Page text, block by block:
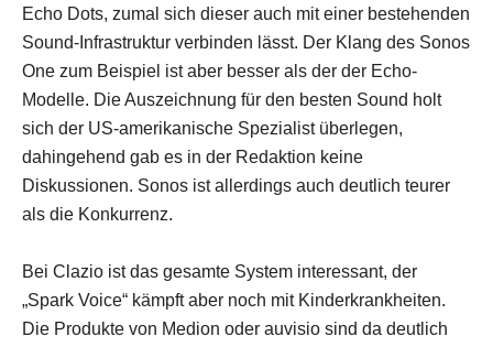
Echo Dots, zumal sich dieser auch mit einer bestehenden
Sound-Infrastruktur verbinden lässt. Der Klang des Sonos
One zum Beispiel ist aber besser als der der Echo-
Modelle. Die Auszeichnung für den besten Sound holt
sich der US-amerikanische Spezialist überlegen,
dahingehend gab es in der Redaktion keine
Diskussionen. Sonos ist allerdings auch deutlich teurer
als die Konkurrenz.
Bei Clazio ist das gesamte System interessant, der
„Spark Voice“ kämpft aber noch mit Kinderkrankheiten.
Die Produkte von Medion oder auvisio sind da deutlich